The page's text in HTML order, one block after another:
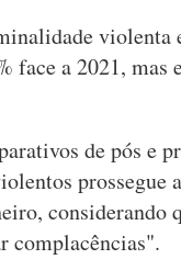
violenta
face a 2021,
de pós e
prossegue
considerando
complacências".